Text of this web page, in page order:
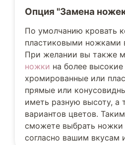
Опция "Замена
По умолчанию кровать
пластиковыми ножками
При желании вы также
ножки на более
хромированные или
прямые или
иметь разную высоту, а
вариантов цветов.
сможете выбрать ножки
согласно вашим вкусам